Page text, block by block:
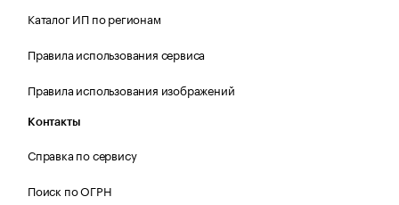
Каталог ИП по регионам
Правила использования сервиса
Правила использования изображений
Контакты
Справка по сервису
Поиск по ОГРН